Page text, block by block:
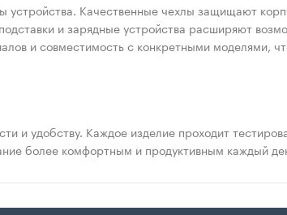
устройства. Качественные чехлы защищают
и зарядные устройства расширяют
и совместимость с конкретными моделями,
удобству. Каждое изделие проходит
более комфортным и продуктивным каждый